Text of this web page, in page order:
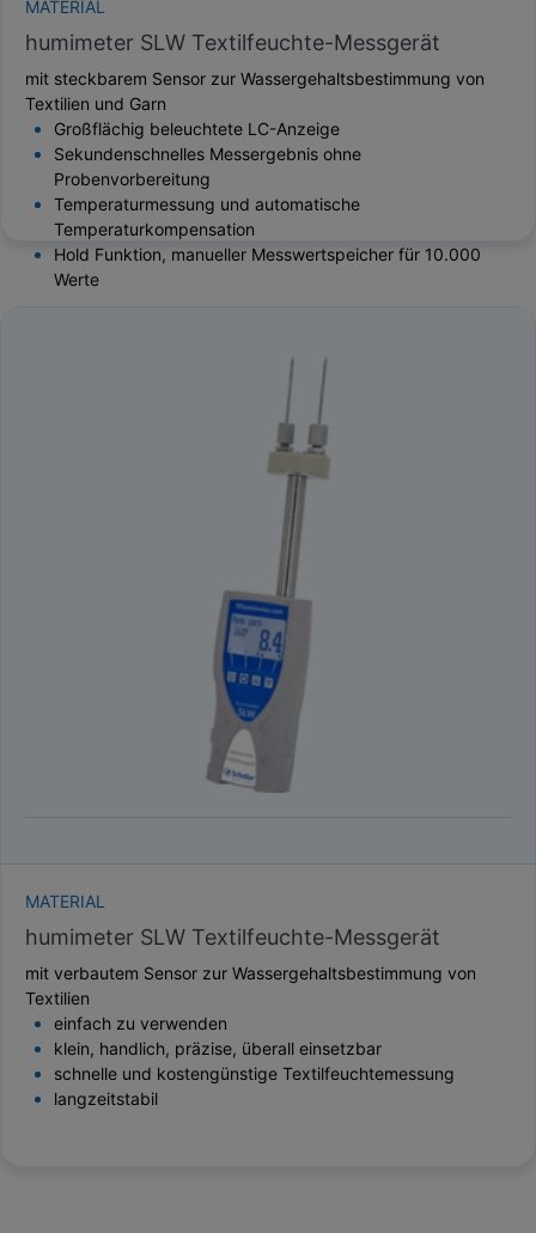
MATERIAL
humimeter SLW Textilfeuchte-Messgerät
mit steckbarem Sensor zur Wassergehaltsbestimmung von
Textilien und Garn
Großflächig beleuchtete LC-Anzeige
Sekundenschnelles Messergebnis ohne
Probenvorbereitung
Temperaturmessung und automatische
Temperaturkompensation
Hold Funktion, manueller Messwertspeicher für 10.000
Werte
MATERIAL
humimeter SLW Textilfeuchte-Messgerät
mit verbautem Sensor zur Wassergehaltsbestimmung von
Textilien
einfach zu verwenden
klein, handlich, präzise, ​​überall einsetzbar
schnelle und kostengünstige Textilfeuchtemessung
langzeitstabil